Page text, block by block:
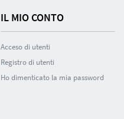
IL MIO CONTO
Acceso di utenti
Registro di utenti
Ho dimenticato la mia password